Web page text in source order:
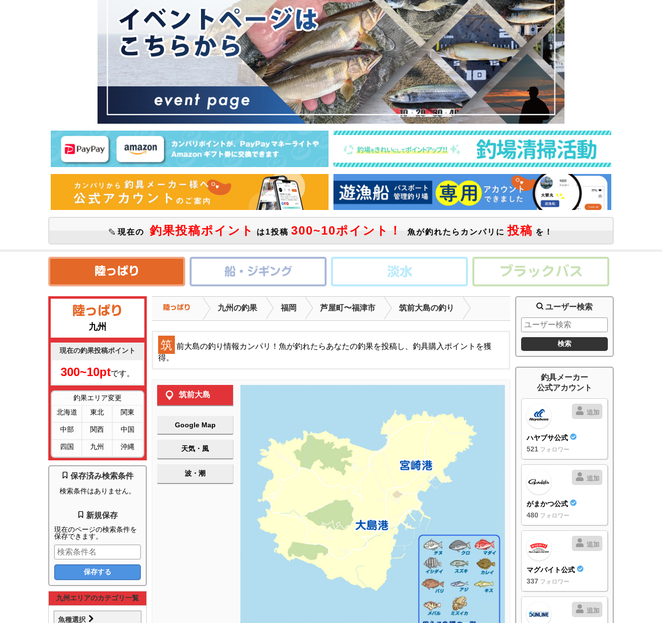
現在の 釣果投稿ポイント は1投稿 300~10ポイント！ 魚が釣れたらカンパリに 投稿 を！
九州
現在の釣果投稿ポイント
300~10ptです。
釣果エリア変更
北海道
東北 関東
中部 関西 中国
四国 九州 沖縄
保存済み検索条件
検索条件はありません。
新規保存
現在のページの検索条件を
保存できます。
九州エリアのカテゴリ一覧
魚種選択
九州の釣果 福岡 芦屋町〜福津市 筑前大島の釣り
筑 前大島の釣り情報カンパリ！魚が釣れたらあなたの釣果を投稿し、釣具購入ポイントを獲
得。
筑前大島
Google Map
天気・風
波・潮
ユーザー検索
釣具メーカー
公式アカウント
追加
ハヤブサ公式
521 フォロワー
追加
がまかつ公式
480 フォロワー
追加
マグバイト公式
337 フォロワー
追加